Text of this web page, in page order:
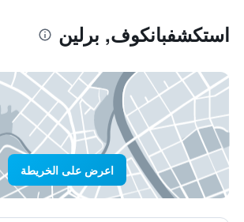
استكشفبانكوف, برلين
اعرض على الخريطة